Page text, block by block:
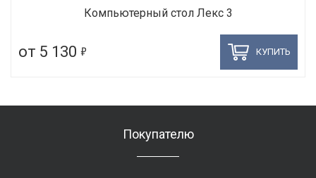
Компьютерный стол Лекс 3
от 5 130 5 КУПИТЬ
Покупателю